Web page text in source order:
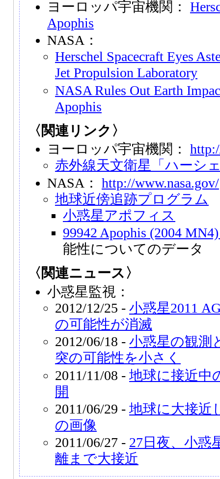
ヨーロッパ宇宙機関：
Apophis
NASA：
Herschel Spacecraft Eyes
Jet Propulsion Laboratory
NASA Rules Out Earth
Apophis
〈関連リンク〉
ヨーロッパ宇宙機関：
赤外線天文衛星「ハーシ
NASA： http://www.nasa.gov/
地球近傍追跡プログラム
小惑星アポフィス
99942 Apophis (2004
能性についてのデータ
〈関連ニュース〉
小惑星監視：
2012/12/25 - 小惑星2011
の可能性が消滅
2012/06/18 - 小惑星の観測
突の可能性を小さく
2011/11/08 - 地球に接近中
開
2011/06/29 - 地球に大接近
の画像
2011/06/27 - 27日夜、小惑
離まで大接近